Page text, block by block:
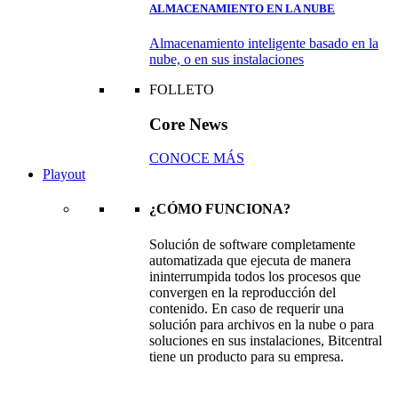
ALMACENAMIENTO EN LA NUBE
Almacenamiento inteligente basado en la
nube, o en sus instalaciones
FOLLETO
Core News
CONOCE MÁS
Playout
¿CÓMO FUNCIONA?
Solución de software completamente
automatizada que ejecuta de manera
ininterrumpida todos los procesos que
convergen en la reproducción del
contenido. En caso de requerir una
solución para archivos en la nube o para
soluciones en sus instalaciones, Bitcentral
tiene un producto para su empresa.